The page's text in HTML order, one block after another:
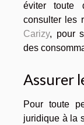
éviter toute
consulter les
Carizy, pour
des
Assurer
Pour toute
juridique à la